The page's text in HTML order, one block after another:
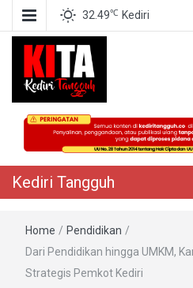
32.49℃ Kediri
Kediri
Berita Akurat Terpercaya
Kediri Tangguh
Home / Pendidikan /
Dari Pendidikan hingga UMKM,
Strategis Pemkot Kediri